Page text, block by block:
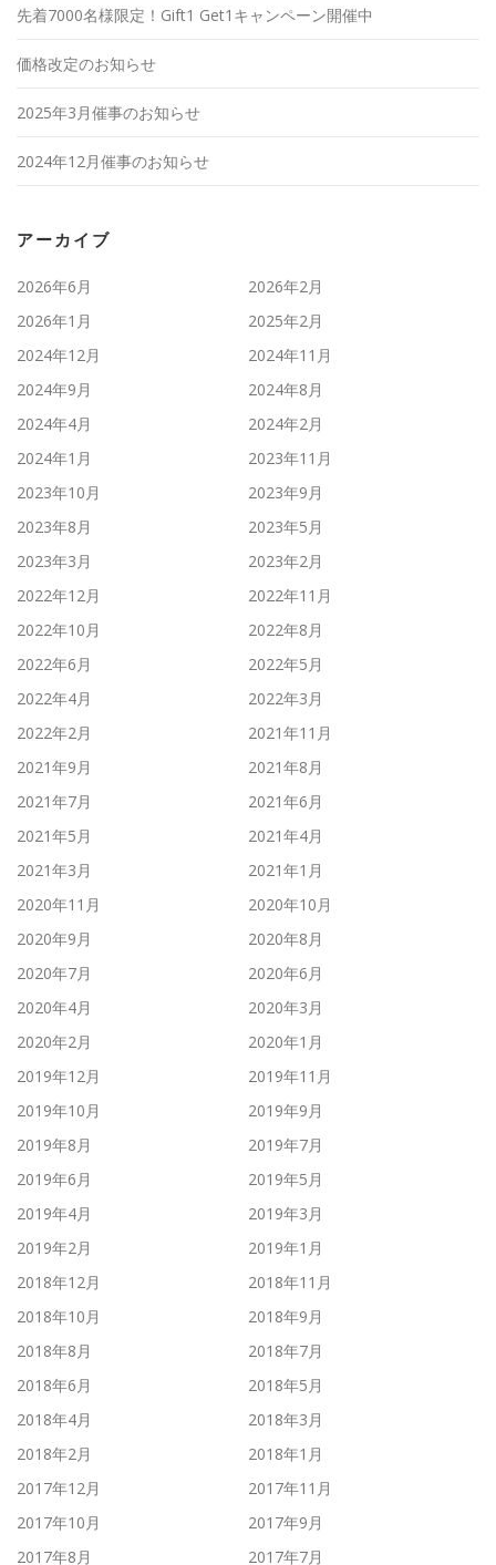
先着7000名様限定！Gift1 Get1キャンペーン開催中
価格改定のお知らせ
2025年3月催事のお知らせ
2024年12月催事のお知らせ
アーカイブ
2026年6月
2026年2月
2026年1月
2025年2月
2024年12月
2024年11月
2024年9月
2024年8月
2024年4月
2024年2月
2024年1月
2023年11月
2023年10月
2023年9月
2023年8月
2023年5月
2023年3月
2023年2月
2022年12月
2022年11月
2022年10月
2022年8月
2022年6月
2022年5月
2022年4月
2022年3月
2022年2月
2021年11月
2021年9月
2021年8月
2021年7月
2021年6月
2021年5月
2021年4月
2021年3月
2021年1月
2020年11月
2020年10月
2020年9月
2020年8月
2020年7月
2020年6月
2020年4月
2020年3月
2020年2月
2020年1月
2019年12月
2019年11月
2019年10月
2019年9月
2019年8月
2019年7月
2019年6月
2019年5月
2019年4月
2019年3月
2019年2月
2019年1月
2018年12月
2018年11月
2018年10月
2018年9月
2018年8月
2018年7月
2018年6月
2018年5月
2018年4月
2018年3月
2018年2月
2018年1月
2017年12月
2017年11月
2017年10月
2017年9月
2017年8月
2017年7月